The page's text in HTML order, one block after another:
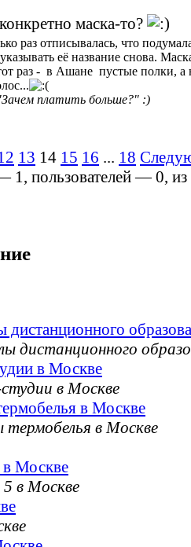
маска-то?
раз отписывалась, что
её название снова.
раз - в Ашане пустые полки, а
платить больше?" :)
13 14 15 16 ... 18
1, пользователей —0,
в Москве
в Москве
в Москве